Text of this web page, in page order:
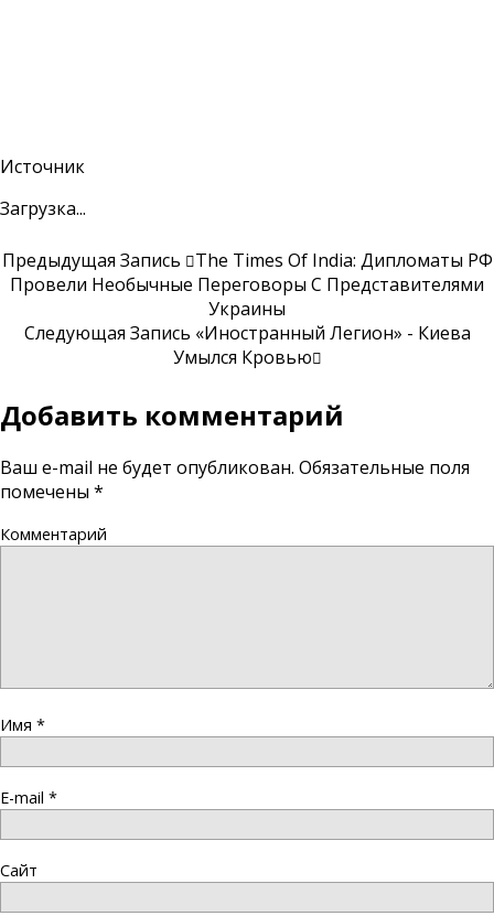
Источник
Загрузка...
Предыдущая Запись
The Times Of India: Дипломаты РФ
Провели Необычные Переговоры С Представителями
Украины
Следующая Запись «Иностранный Легион» - Киева
Умылся Кровью
Добавить комментарий
Ваш e-mail не будет опубликован. Обязательные поля
помечены *
Комментарий
Имя *
E-mail *
Сайт